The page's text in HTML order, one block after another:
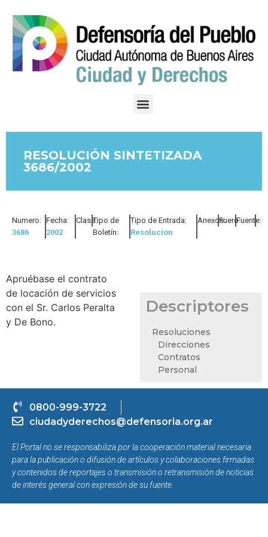
RESOLUCIÓN SINTETIZADA
3686/2002
Numero:
3686
Fecha:
2002
Clase:Tipo de
Boletín:
Tipo de Entrada:
Resolucion
Anexos:Fuero:Fuente:
Apruébase el contrato
de locación de servicios
con el Sr. Carlos Peralta
y De Bono.
Descriptores
Resoluciones
Direcciones
Contratos
Personal
0800-999-3722
ciudadyderechos@defensoria.org.ar
El Portal no se responsabiliza por la cooperación material necesaria
para la publicación o difusión de artículos y colaboraciones firmadas
y contenidos de reportajes o transmisión o retransmisión de noticias
de interés general con expresión de su fuente.